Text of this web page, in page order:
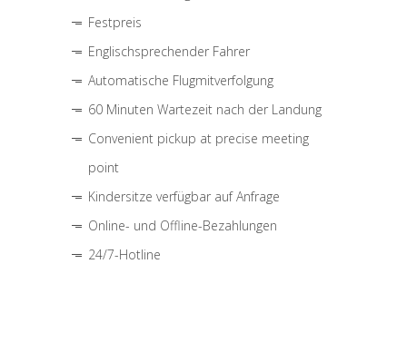
Festpreis
Englischsprechender Fahrer
Automatische Flugmitverfolgung
60 Minuten Wartezeit nach der Landung
Convenient pickup at precise meeting
point
Kindersitze verfügbar auf Anfrage
Online- und Offline-Bezahlungen
24/7-Hotline